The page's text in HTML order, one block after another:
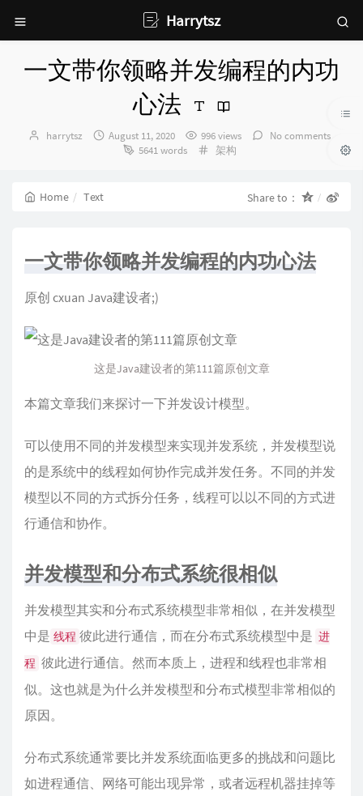
Harrytsz
一文带你领略并发编程的内功
心法
Author：
harrytsz
发
August 11, 2020 996 views
No comments
5641 words
Categories：
架构
Home Text Share to：
一文带你领略并发编程的内功心法
原创 cxuan Java建设者;)
这是Java建设者的第111篇原创文章
本篇文章我们来探讨一下并发设计模型。
可以使用不同的并发模型来实现并发系统，并发模型说
的是系统中的线程如何协作完成并发任务。不同的并发
模型以不同的方式拆分任务，线程可以以不同的方式进
行通信和协作。
并发模型和分布式系统很相似
并发模型其实和分布式系统模型非常相似，在并发模型
中是 线程 彼此进行通信，而在分布式系统模型中是 进
程 彼此进行通信。然而本质上，进程和线程也非常相
似。这也就是为什么并发模型和分布式模型非常相似的
原因。
分布式系统通常要比并发系统面临更多的挑战和问题比
如进程通信、网络可能出现异常，或者远程机器挂掉等